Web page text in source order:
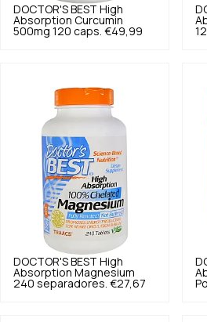
DOCTOR'S BEST High
Absorption Curcumin
500mg 120 caps. €49,99
DOCTOR'S BEST High
Absorption Magnesium
240 separadores. €27,67